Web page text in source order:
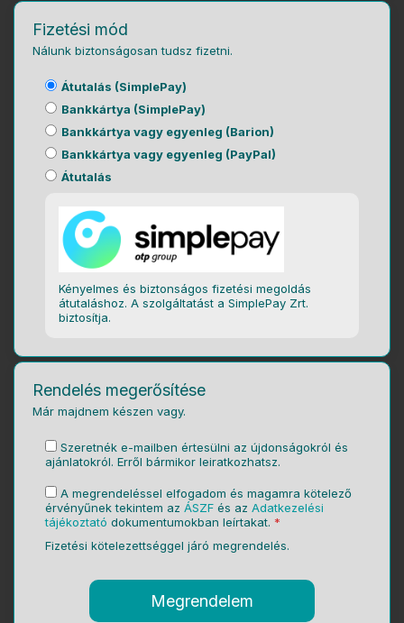
Fizetési mód
Nálunk biztonságosan tudsz fizetni.
Átutalás (SimplePay)
Bankkártya (SimplePay)
Bankkártya vagy egyenleg (Barion)
Bankkártya vagy egyenleg (PayPal)
Átutalás
Kényelmes és biztonságos fizetési megoldás
átutaláshoz. A szolgáltatást a SimplePay Zrt.
biztosítja.
Rendelés megerősítése
Már majdnem készen vagy.
Szeretnék e-mailben értesülni az újdonságokról és
ajánlatokról. Erről bármikor leiratkozhatsz.
A megrendeléssel elfogadom és magamra kötelező
érvényűnek tekintem azÁSZF és azAdatkezelési
tájékoztató dokumentumokban leírtakat. *
Fizetési kötelezettséggel járó megrendelés.